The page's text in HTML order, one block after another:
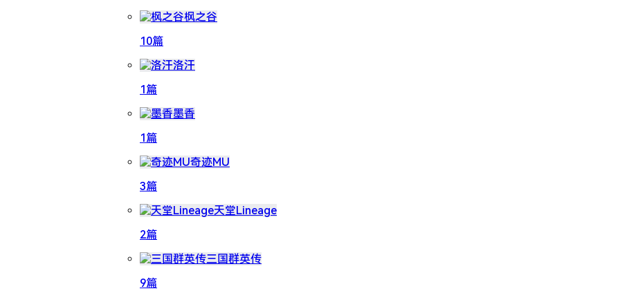
枫之谷
10篇
洛汗
1篇
墨香
1篇
奇迹MU
3篇
天堂Lineage
2篇
三国群英传
9篇